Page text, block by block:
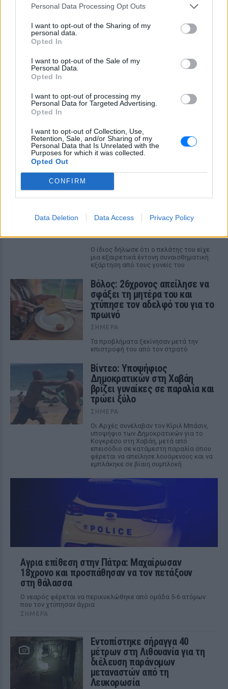
Personal Data Processing Opt Outs
I want to opt-out of the Sharing of my
personal data.
Opted In
I want to opt-out of the Sale of my
Personal Data.
Opted In
I want to opt-out of processing my
Personal Data for Targeted Advertising.
Opted In
I want to opt-out of Collection, Use,
Retention, Sale, and/or Sharing of my
Personal Data that Is Unrelated with the
Purposes for which it was collected.
Opted Out
CONFIRM
Data Deletion Data Access Privacy Policy
πολλές το καλοκαίρι»
Ο Τραμπ έτρεξε πίσω από μικρό αγόρι σε
σκηνή στο Λας Βέγκας: «Φοβήθηκα ότι θα
Μια από τις επικότερες τούμπες του Τζο Μπάιντεν ήταν στη
σκηνή εκδήλωση της αμερικανικής Σχολής Ικάρων
ΣΉΜΕΡΑ
το κίνητρο» υποστηρίζει ο
συνήγορος του 55χρονου που
είχε τη σορό του πατέρα του σε
καταψύκτη
ΣΉΜΕΡΑ
Ο ίδιος δήλωσε ότι ο πελάτης του είχε
μια εξαιρετικά έντονη συναισθηματική
εξάρτηση από τους γονείς του
Βόλος: 26χρονος απείλησε να
σφάξει τη μητέρα του και
χτύπησε τον αδελφό του για το
πρωινό
ΣΉΜΕΡΑ
Τα προβλήματα ξεκίνησαν μετά την
επιστροφή του από τον στρατό
Βίντεο: Υποψήφιος
Δημοκρατικών στη Χαβάη
βρίζει γυναίκες σε παραλία και
τρώει ξύλο
ΣΉΜΕΡΑ
Οι Αρχές συνέλαβαν τον Κίριλ Μπάσιν,
υποψήφιο των Δημοκρατικών για το
Κογκρέσο στη Χαβάη, μετά από
επεισόδιο σε κατάμεστη παραλία όπου
φέρεται να απείλησε λουόμενους και να
εμπλάκηκε σε βίαιη συμπλοκή
Αγρια επίθεση στην Πάτρα: Μαχαίρωσαν
18χρονο και προσπάθησαν να τον πετάξουν
στη θάλασσα
Ο νεαρός φέρεται να περικυκλώθηκε από ομάδα 5-6 ατόμων
που τον χτύπησαν άγρια
ΣΉΜΕΡΑ
Εντοπίστηκε σήραγγα 40
μέτρων στη Λιθουανία για τη
διέλευση παράνομων
μεταναστών από τη
Λευκορωσία